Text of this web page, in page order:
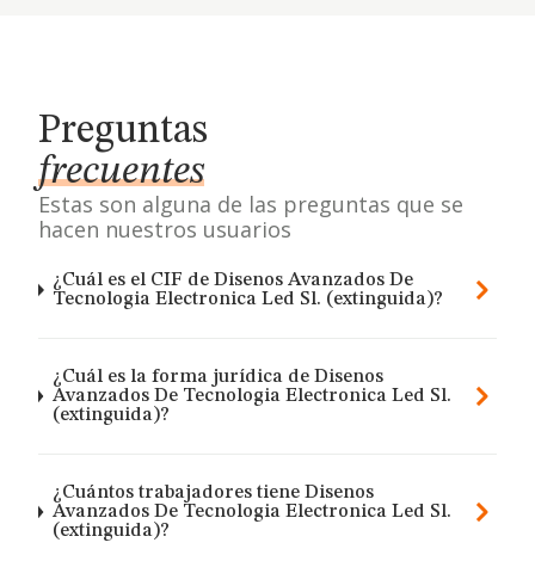
Preguntas
frecuentes
Estas son alguna de las preguntas que se
hacen nuestros usuarios
¿Cuál es el CIF de Disenos Avanzados De
Tecnologia Electronica Led Sl. (extinguida)?
¿Cuál es la forma jurídica de Disenos
Avanzados De Tecnologia Electronica Led Sl.
(extinguida)?
¿Cuántos trabajadores tiene Disenos
Avanzados De Tecnologia Electronica Led Sl.
(extinguida)?